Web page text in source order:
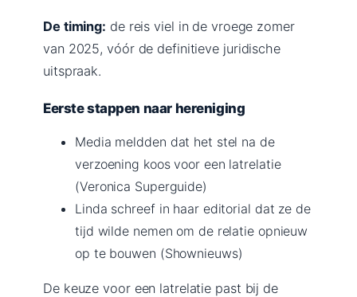
De timing: de reis viel in de vroege zomer
van 2025, vóór de definitieve juridische
uitspraak.
Eerste stappen naar hereniging
Media meldden dat het stel na de
verzoening koos voor een latrelatie
(Veronica Superguide)
Linda schreef in haar editorial dat ze de
tijd wilde nemen om de relatie opnieuw
op te bouwen (Shownieuws)
De keuze voor een latrelatie past bij de